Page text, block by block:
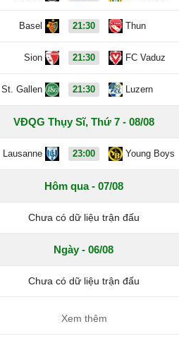
Basel 21:30 Thun
Sion 21:30 FC Vaduz
St. Gallen 21:30 Luzern
VĐQG Thụy Sĩ, Thứ 7 - 08/08
Lausanne 23:00 Young Boys
Hôm qua - 07/08
Chưa có dữ liệu trận đấu
Ngày - 06/08
Chưa có dữ liệu trận đấu
Xem thêm